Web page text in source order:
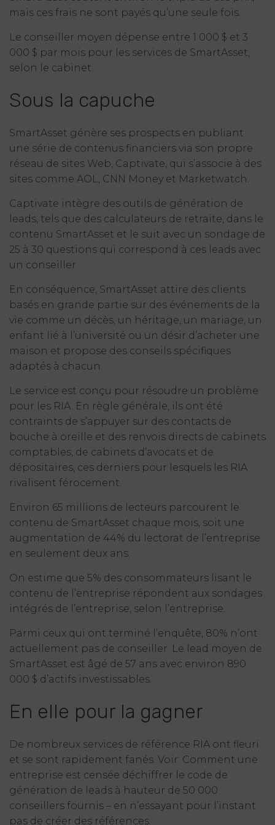
mais ces frais ne sont payés qu’une seule fois.
Le conseiller moyen dépense entre 1 000 $ et 3
000 $ par mois pour les services de SmartAsset,
selon le cabinet.
Sous la capuche
SmartAsset génère ses prospects en publiant
une série de contenus financiers via son propre
réseau de sites Web, Captivate, qui s’associe à des
sites comme AOL, CNN Money et Marketwatch.
Captivate intègre des outils de génération de
leads, tels que des calculateurs de retraite, dans le
contenu SmartAsset et le suit avec un sondage de
25 à 30 questions qui correspond à ces leads avec
un conseiller.
En conséquence, SmartAsset attire des clients
basés en grande partie sur des événements de la
vie comme un décès, un héritage, un mariage, un
enfant lié à l’université ou un désir d’acheter une
maison et propose des conseils spécifiques
adaptés à chacun.
Le service est conçu pour résoudre un problème
pour les RIA. En règle générale, ils ont été
contraints de s’appuyer sur des contacts de
bouche à oreille et des renvois directs de cabinets
comptables, de cabinets d’avocats et de
dépositaires, ces derniers pour lesquels les RIA
rivalisent férocement.
Environ 65 millions de lecteurs parcourent le
contenu de SmartAsset chaque mois, soit une
augmentation de 44% du lectorat de l’entreprise
en seulement deux ans.
On estime que 5% des consommateurs lisant le
contenu de l’entreprise répondent aux sondages
intégrés de l’entreprise, selon l’entreprise.
Parmi ceux qui ont terminé l’enquête, 80% n’ont
actuellement pas de conseiller. Le lead moyen de
SmartAsset est âgé de 57 ans avec environ 890
000 $ d’actifs investissables.
En elle pour la gagner
De nombreux services de référence RIA ont fleuri
et se sont rapidement fanés. Voir: Comment une
entreprise est censée déchiffrer le code de
génération de leads à hauteur de 50 000
conseillers fournis – en n’essayant pour l’instant
pas de créer des références.